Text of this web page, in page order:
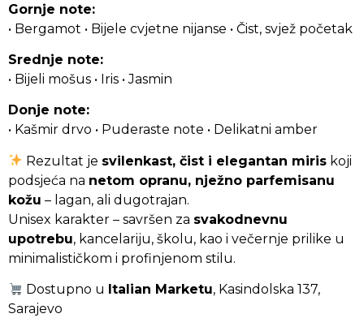
Gornje note:
• Bergamot • Bijele cvjetne nijanse • Čist, svjež početak
Srednje note:
• Bijeli mošus • Iris • Jasmin
Donje note:
• Kašmir drvo • Puderaste note • Delikatni amber
Rezultat je svilenkast, čist i elegantan miris koji
podsjeća na netom opranu, nježno parfemisanu
kožu – lagan, ali dugotrajan.
Unisex karakter – savršen za svakodnevnu
upotrebu, kancelariju, školu, kao i večernje prilike u
minimalističkom i profinjenom stilu.
Dostupno u Italian Marketu, Kasindolska 137,
Sarajevo